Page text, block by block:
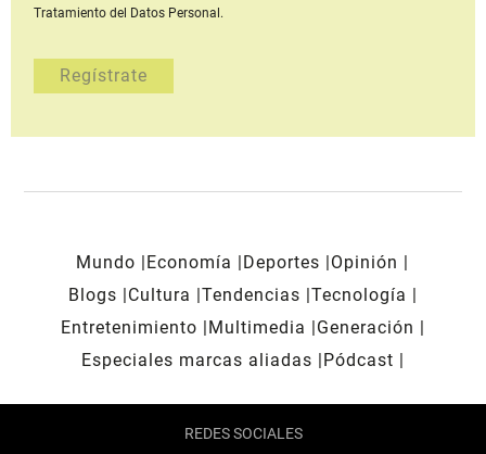
Tratamiento del Datos Personal.
Mundo Economía Deportes
Opinión
Blogs
Cultura Tendencias Tecnología
Entretenimiento
Multimedia
Generación
Especiales marcas aliadas
Pódcast
REDES SOCIALES